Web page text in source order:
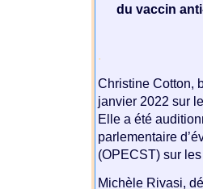
du vaccin
.
Christine Cotton,
janvier 2022 sur
Elle a été
parlementaire
(OPECST) sur
Michèle Rivasi,